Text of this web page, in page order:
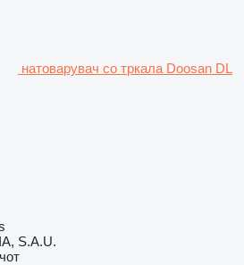
натоварувач со тркала Doosan DL
S.A.U.